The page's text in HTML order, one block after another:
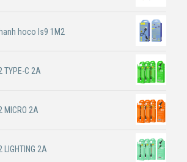
hoco ls9 1M2
TYPE-C 2A
MICRO 2A
LIGHTING 2A